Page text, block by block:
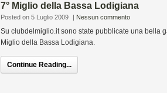
7° Miglio della Bassa Lodigiana
Posted on 5 Luglio 2009 | Nessun commento
Su clubdelmiglio.it sono state pubblicate una bella
Miglio della Bassa Lodigiana.
Continue Reading...